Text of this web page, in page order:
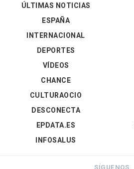
ÚLTIMAS NOTICIAS
ESPAÑA
INTERNACIONAL
DEPORTES
VÍDEOS
CHANCE
CULTURAOCIO
DESCONECTA
EPDATA.ES
INFOSALUS